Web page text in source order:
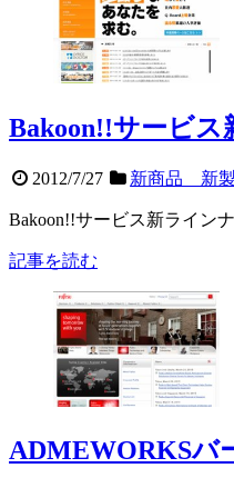
Bakoon!!サービ
2012/7/27 新商品 新
Bakoon!!サービス新ライン
記事を読む
ADMEWORKSバ